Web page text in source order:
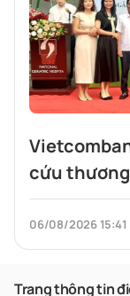
cứu
khoa
06/08/2026 15:41
Trang thông tin